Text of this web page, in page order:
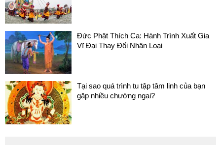
Đức Phật Thích Ca: Hành Trình Xuất Gia
Vĩ Đại Thay Đổi Nhân Loại
Tại sao quá trình tu tập tâm linh của bạn
gặp nhiều chướng ngại?